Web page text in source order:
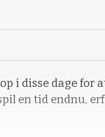
i disse dage for
en tid endnu,